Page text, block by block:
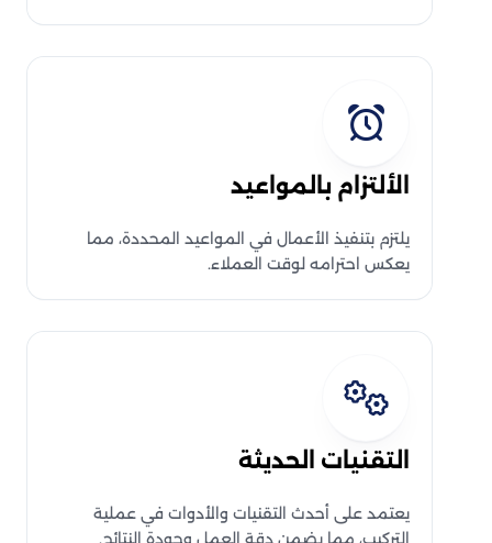
الألتزام بالمواعيد
يلتزم بتنفيذ الأعمال في المواعيد المحددة، مما
يعكس احترامه لوقت العملاء.
التقنيات الحديثة
يعتمد على أحدث التقنيات والأدوات في عملية
التركيب، مما يضمن دقة العمل وجودة النتائج.